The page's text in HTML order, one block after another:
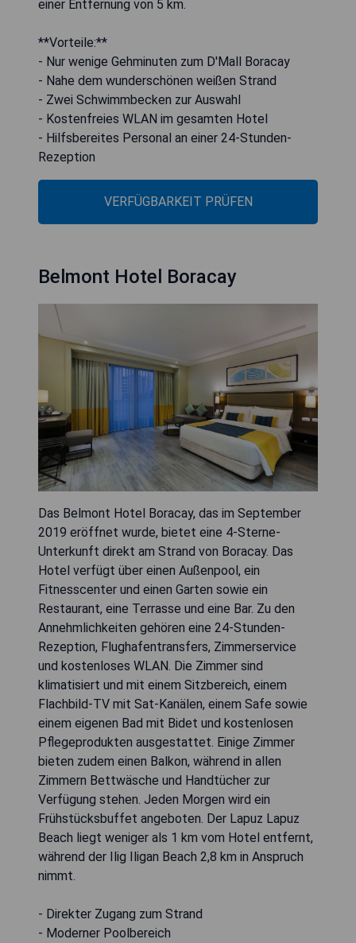
einer Entfernung von 5 km.
**Vorteile:**
- Nur wenige Gehminuten zum D'Mall Boracay
- Nahe dem wunderschönen weißen Strand
- Zwei Schwimmbecken zur Auswahl
- Kostenfreies WLAN im gesamten Hotel
- Hilfsbereites Personal an einer 24-Stunden-
Rezeption
VERFÜGBARKEIT PRÜFEN
Belmont Hotel Boracay
Das Belmont Hotel Boracay, das im September
2019 eröffnet wurde, bietet eine 4-Sterne-
Unterkunft direkt am Strand von Boracay. Das
Hotel verfügt über einen Außenpool, ein
Fitnesscenter und einen Garten sowie ein
Restaurant, eine Terrasse und eine Bar. Zu den
Annehmlichkeiten gehören eine 24-Stunden-
Rezeption, Flughafentransfers, Zimmerservice
und kostenloses WLAN. Die Zimmer sind
klimatisiert und mit einem Sitzbereich, einem
Flachbild-TV mit Sat-Kanälen, einem Safe sowie
einem eigenen Bad mit Bidet und kostenlosen
Pflegeprodukten ausgestattet. Einige Zimmer
bieten zudem einen Balkon, während in allen
Zimmern Bettwäsche und Handtücher zur
Verfügung stehen. Jeden Morgen wird ein
Frühstücksbuffet angeboten. Der Lapuz Lapuz
Beach liegt weniger als 1 km vom Hotel entfernt,
während der Ilig Iligan Beach 2,8 km in Anspruch
nimmt.
- Direkter Zugang zum Strand
- Moderner Poolbereich